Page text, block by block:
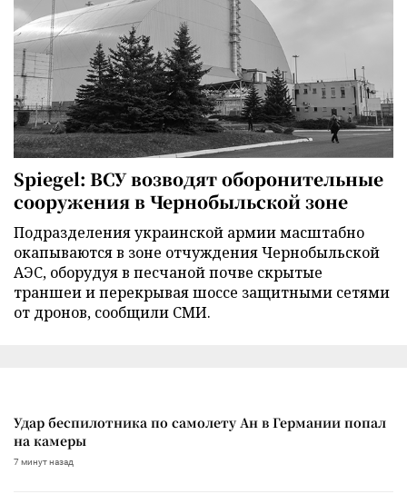
Spiegel: ВСУ возводят оборонительные
сооружения в Чернобыльской зоне
Подразделения украинской армии масштабно
окапываются в зоне отчуждения Чернобыльской
АЭС, оборудуя в песчаной почве скрытые
траншеи и перекрывая шоссе защитными сетями
от дронов, сообщили СМИ.
Удар беспилотника по самолету Ан в Германии попал
на камеры
7 минут назад